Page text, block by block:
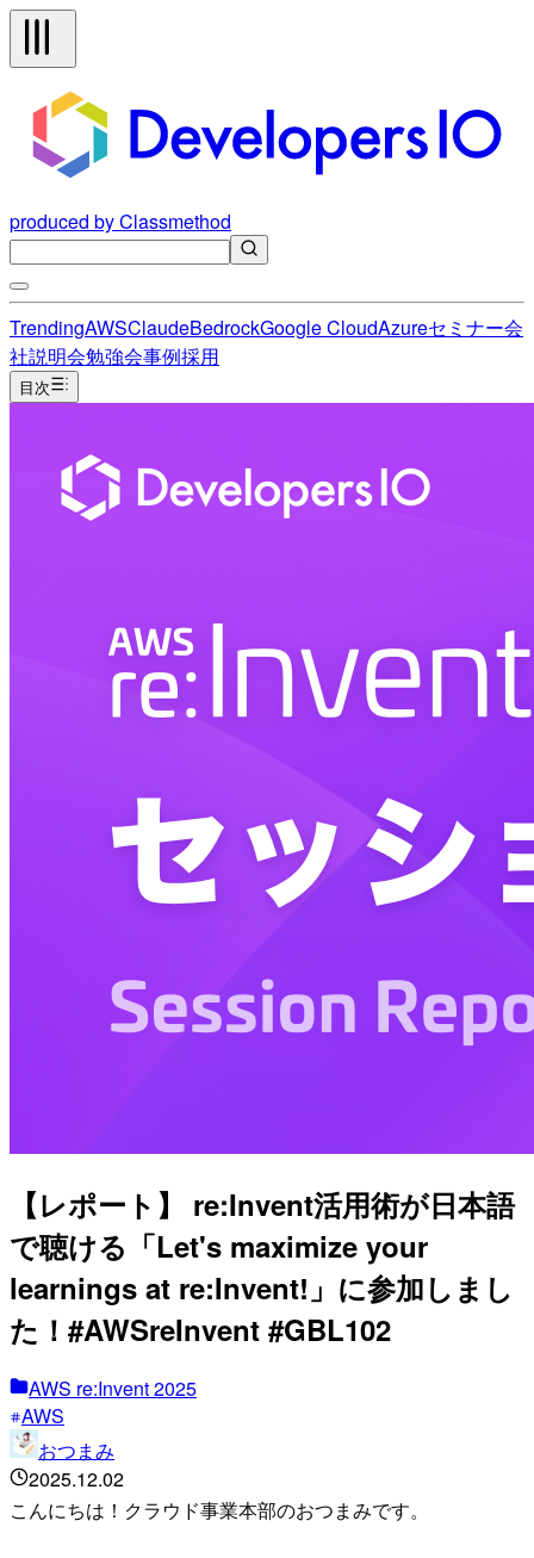
produced by Classmethod
TrendingAWSClaudeBedrockGoogle CloudAzureセミナー会
社説明会勉強会事例採用
目次
【レポート】 re:Invent活用術が日本語
で聴ける「Let's maximize your
learnings at re:Invent!」に参加しまし
た！#AWSreInvent #GBL102
AWS re:Invent 2025
AWS
おつまみ
2025.12.02
こんにちは！クラウド事業本部のおつまみです。